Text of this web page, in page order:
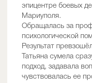
эпицентре боевых
Мариуполя.
Обращалась за
психологической
Результат
Татьяна сумела
подход, задавала
чувствовалась ее